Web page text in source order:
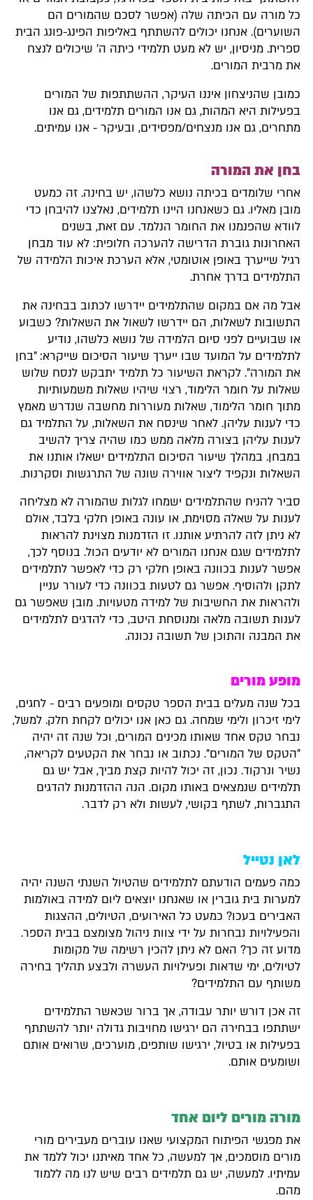
כל מורה עם הכיתה שלה (אפשר לסכם שהמורים הם
השוערים). אנחנו יכולים להשתתף באליפות הפינג-פונג הבית
ספרית. מניסיון, יש לא מעט תלמידי כיתה ה' שיכולים לנצח
את מרבית המורים.
כמובן שהניצחון איננו העיקר, ההשתתפות של המורים
בפעילות היא המהות, גם אנו המורים תלמידים, גם אנו
מתחרים, גם אנו מנצחים/מפסידים, ובעיקר - אנו עמיתים.
בחן את המורה
אחרי שלומדים בכיתה נושא כלשהו, יש בחינה. זה כמעט
מובן מאליו. גם כשאנחנו היינו תלמידים, נאלצנו להיבחן כדי
לוודא שהפנמנו את החומר הנלמד. עם זאת, בשנים
האחרונות גוברת הדרישה להערכה חלופית: לא עוד מבחן
רגיל שייערך באופן אוטומטי, אלא הערכת איכות הלמידה של
התלמידים בדרך אחרת.
אבל מה אם במקום שהתלמידים יידרשו לכתוב בבחינה את
התשובות לשאלות, הם יידרשו לשאול את השאלות? כשבוע
או שבועיים לפני סיום הלמידה של נושא כלשהו, נודיע
לתלמידים על המועד שבו ייערך שיעור הסיכום שייקרא: "בחן
את המורה". לקראת השיעור כל תלמיד יתבקש לנסח שלוש
שאלות על חומר הלימוד, רצוי שיהיו שאלות משמעותיות
מתוך חומר הלימוד, שאלות מעוררות מחשבה שנדרש מאמץ
כדי לענות עליהן. לאחר שינסח את השאלות, על התלמיד גם
לענות עליהן בצורה מלאה ממש כמו שהיה צריך להשיב
במבחן. במהלך שיעור הסיכום התלמידים ישאלו אותנו את
השאלות ונקפיד ליצור אווירה שונה של התרגשות וסקרנות.
סביר להניח שהתלמידים ישמחו לגלות שהמורה לא מצליחה
לענות על שאלה מסוימת, או עונה באופן חלקי בלבד, אולם
לא ניתן לזה להרתיע אותנו. זו הזדמנות מצוינת להראות
לתלמידים שגם אנחנו המורים לא יודעים הכול. בנוסף לכך,
אפשר לענות בכוונה באופן חלקי רק כדי לאפשר לתלמידים
לתקן ולהוסיף. אפשר גם לטעות בכוונה כדי לעורר עניין
ולהראות את החשיבות של למידה מטעויות. מובן שאפשר גם
לענות תשובה מלאה ומנוסחת היטב, כדי להדגים לתלמידים
את המבנה והתוכן של תשובה נכונה.
מופע מורים
בכל שנה מעלים בבית הספר טקסים ומופעים רבים - לחגים,
לימי זיכרון ולימי שמחה. גם כאן אנו יכולים לקחת חלק. למשל,
נבחר טקס אחד שאותו מכינים המורים, וכל שנה זה יהיה
"הטקס של המורים". נכתוב או נבחר את הקטעים לקריאה,
נשיר ונרקוד. נכון, זה יכול להיות קצת מביך, אבל יש גם
תלמידים שנמצאים באותו מקום. הנה ההזדמנות להדגים
התגברות, לשתף בקושי, לעשות ולא רק לדבר.
לאן נטייל
כמה פעמים הודעתם לתלמידים שהטיול השנתי השנה יהיה
למערות בית גוברין או שאנחנו יוצאים ליום למידה באולמות
האבירים בעכו? כמעט כל האירועים, הטיולים, ההצגות
והפעילויות נבחרות על ידי צוות ניהול מצומצם בבית הספר.
מדוע זה כך? האם לא ניתן להכין רשימה של מקומות
לטיולים, ימי שדאות ופעילויות העשרה ולבצע תהליך בחירה
משותף עם התלמידים?
זה אכן דורש יותר עבודה, אך ברור שכאשר התלמידים
ישתתפו בבחירה הם ירגישו מחויבות גדולה יותר להשתתף
בפעילות או בטיול, ירגישו שותפים, מוערכים, שרואים אותם
ושומעים אותם.
מורה מורים ליום אחד
את מפגשי הפיתוח המקצועי שאנו עוברים מעבירים מורי
מורים מוסמכים, אך למעשה, כל אחד מאיתנו יכול ללמד את
עמיתיו. למעשה, יש גם תלמידים רבים שיש לנו מה ללמוד
מהם.